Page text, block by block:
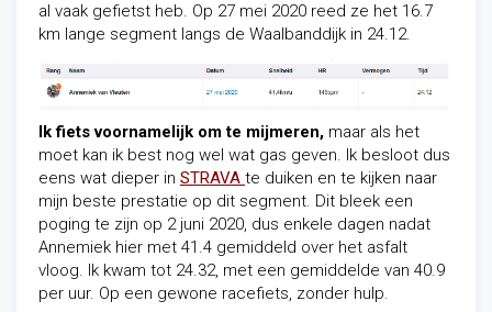
al vaak gefietst heb. Op 27 mei 2020 reed ze het 16.7
km lange segment langs de Waalbanddijk in 24.12.
Ik fiets voornamelijk om te mijmeren, maar als het
moet kan ik best nog wel wat gas geven. Ik besloot dus
eens wat dieper in STRAVA te duiken en te kijken naar
mijn beste prestatie op dit segment. Dit bleek een
poging te zijn op 2 juni 2020, dus enkele dagen nadat
Annemiek hier met 41.4 gemiddeld over het asfalt
vloog. Ik kwam tot 24.32, met een gemiddelde van 40.9
per uur. Op een gewone racefiets, zonder hulp.